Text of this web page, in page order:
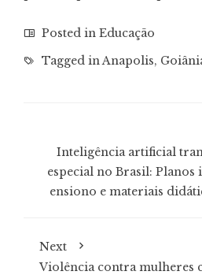
Posted in Educação
Tagged inAnapolis,
Inteligência artificial
especial no Brasil:
ensiono e materiais
Next
Violência contra mulheres